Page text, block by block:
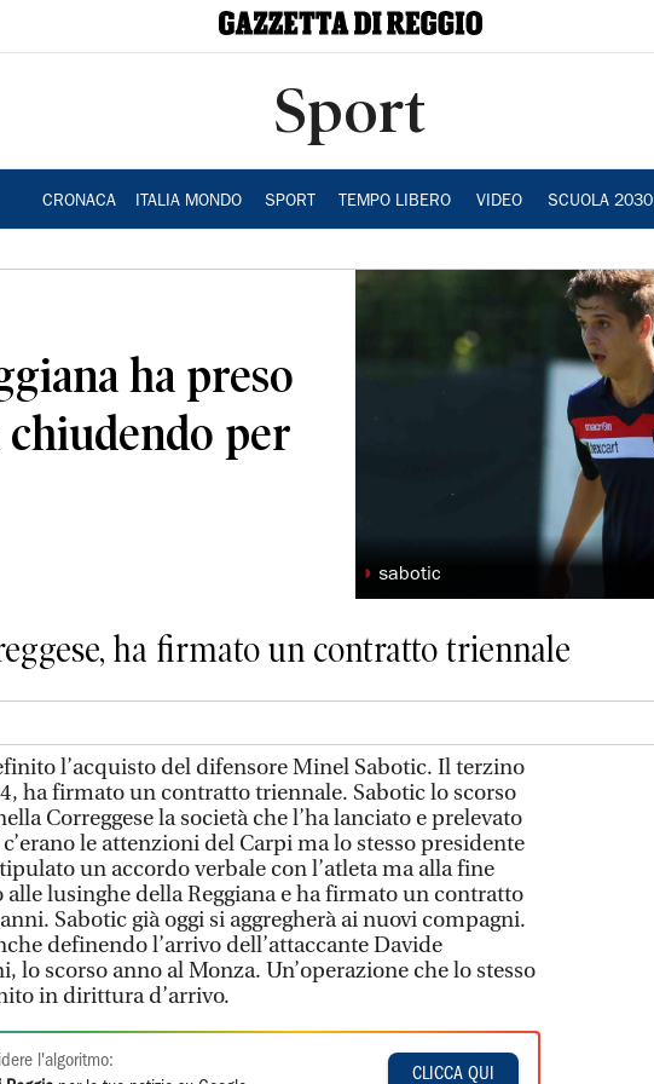
Sport
CRONACA ITALIA MONDO SPORT TEMPO LIBERO VIDEO SCUOLA 2030
ha preso
chiudendo per
◗ sabotic
ha firmato un contratto triennale
l’acquisto del difensore Minel Sabotic. Il terzino
ha firmato un contratto triennale. Sabotic lo scorso
Correggese la società che l’ha lanciato e prelevato
le attenzioni del Carpi ma lo stesso presidente
un accordo verbale con l’atleta ma alla fine
alle lusinghe della Reggiana e ha firmato un contratto
Sabotic già oggi si aggregherà ai nuovi compagni.
definendo l’arrivo dell’attaccante Davide
lo scorso anno al Monza. Un’operazione che lo stesso
in dirittura d’arrivo.
l'algoritmo:
CLICCA QUI